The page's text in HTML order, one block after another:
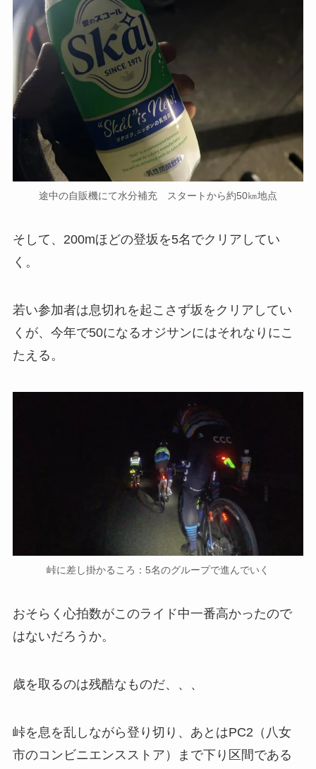
途中の自販機にて水分補充 スタートから約50㎞地点
そして、200mほどの登坂を5名でクリアしてい
く。
若い参加者は息切れを起こさず坂をクリアしてい
くが、今年で50になるオジサンにはそれなりにこ
たえる。
峠に差し掛かるころ：5名のグループで進んでいく
おそらく心拍数がこのライド中一番高かったので
はないだろうか。
歳を取るのは残酷なものだ、、、
峠を息を乱しながら登り切り、あとはPC2（八女
市のコンビニエンスストア）まで下り区間である